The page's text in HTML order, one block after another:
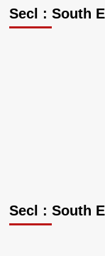
Secl : South
Secl : South